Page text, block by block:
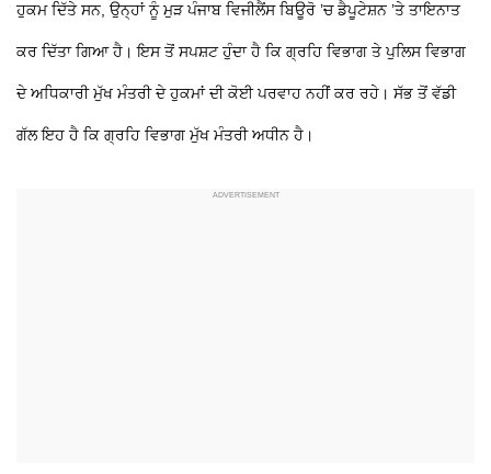
ਹੁਕਮ ਦਿੱਤੇ ਸਨ, ਉਨ੍ਹਾਂ ਨੂੰ ਮੁੜ ਪੰਜਾਬ ਵਿਜੀਲੈਂਸ ਬਿਊਰੋ ’ਚ ਡੈਪੂਟੇਸ਼ਨ ’ਤੇ ਤਾਇਨਾਤ
ਕਰ ਦਿੱਤਾ ਗਿਆ ਹੈ। ਇਸ ਤੋਂ ਸਪਸ਼ਟ ਹੁੰਦਾ ਹੈ ਕਿ ਗ੍ਰਹਿ ਵਿਭਾਗ ਤੇ ਪੁਲਿਸ ਵਿਭਾਗ
ਦੇ ਅਧਿਕਾਰੀ ਮੁੱਖ ਮੰਤਰੀ ਦੇ ਹੁਕਮਾਂ ਦੀ ਕੋਈ ਪਰਵਾਹ ਨਹੀਂ ਕਰ ਰਹੇ। ਸੱਭ ਤੋਂ ਵੱਡੀ
ਗੱਲ ਇਹ ਹੈ ਕਿ ਗ੍ਰਹਿ ਵਿਭਾਗ ਮੁੱਖ ਮੰਤਰੀ ਅਧੀਨ ਹੈ।